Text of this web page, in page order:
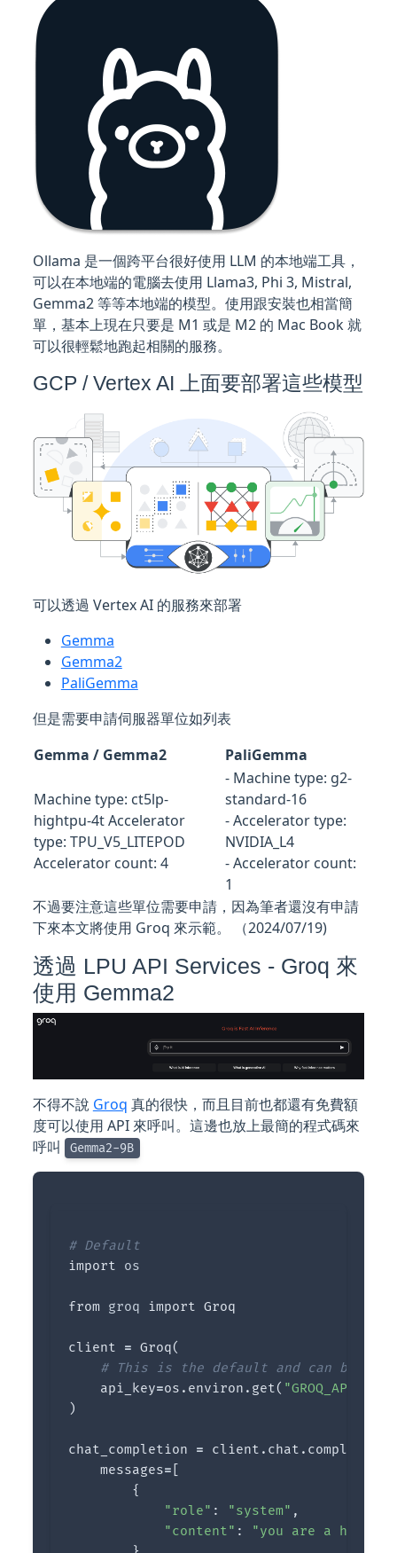
Ollama 是一個跨平台很好使用 LLM 的本地端工具，
可以在本地端的電腦去使用 Llama3, Phi 3, Mistral,
Gemma2 等等本地端的模型。使用跟安裝也相當簡
單，基本上現在只要是 M1 或是 M2 的 Mac Book 就
可以很輕鬆地跑起相關的服務。
GCP / Vertex AI 上面要部署這些模型
可以透過 Vertex AI 的服務來部署
Gemma
Gemma2
PaliGemma
但是需要申請伺服器單位如列表
Gemma / Gemma2
PaliGemma
Machine type: ct5lp-
hightpu-4t Accelerator
type: TPU_V5_LITEPOD
Accelerator count: 4
- Machine type: g2-
standard-16
- Accelerator type:
NVIDIA_L4
- Accelerator count:
1
不過要注意這些單位需要申請，因為筆者還沒有申請
下來本文將使用 Groq 來示範。 （2024/07/19)
透過 LPU API Services - Groq 來
使用 Gemma2
不得不說 Groq 真的很快，而且目前也都還有免費額
度可以使用 API 來呼叫。這邊也放上最簡的程式碼來
呼叫
Gemma2-9B
# Default
import
os
from groq import Groq
client = Groq(
api_key=os . environ . get( "GROQ_API_KEY"
)
chat_completion = client . chat . completions
messages=
{
"role" : "system" ,
"content" :
"you are a